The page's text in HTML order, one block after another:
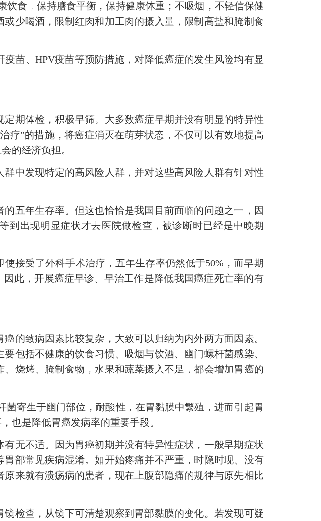
食，保持膳食平衡，保持健康体重；不吸烟，不轻信保健
少喝酒，限制红肉和加工肉的摄入量，限制高盐和腌制食
、HPV疫苗等预防措施，对降低癌症的发生风险均有显
体检，积极早筛。大多数癌症早期并没有明显的特异性
疗”的措施，将癌症消灭在萌芽状态，不仅可以有效地提高
的经济负担。
发现特定的高风险人群，并对这些高风险人群有针对性
年生存率。但这也恰恰是我国目前面临的问题之一，因
到出现明显症状才去医院做检查，被诊断时已经是中晚期
受了外科手术治疗，五年生存率仍然低于50%，而早期
此，开展癌症早诊、早治工作是降低我国癌症死亡率的有
致病因素比较复杂，大致可以归纳为内外两方面因素。
包括不健康的饮食习惯、吸烟与饮酒、幽门螺杆菌感染、
烧烤、腌制食物，水果和蔬菜摄入不足，都会增加胃癌的
寄生于幽门部位，耐酸性，在胃黏膜中繁殖，进而引起胃
也是降低胃癌发病率的重要手段。
不适。因为胃癌初期并没有特异性症状，一般早期症状
部常见疾病混淆。如开始疼痛并不严重，时隐时现、没有
来就有溃疡病的患者，现在上腹部隐痛的规律与原先相比
查，从镜下可清楚观察到胃部黏膜的变化。若发现可疑